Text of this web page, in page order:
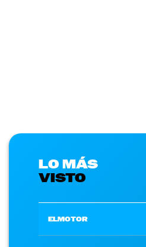
LO MÁS
VISTO
ELMOTOR